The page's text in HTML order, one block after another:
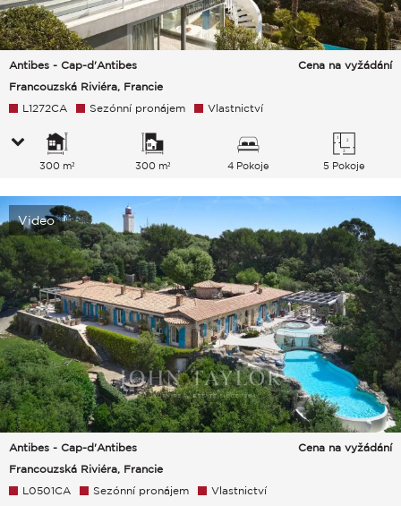
Antibes - Cap-d'Antibes
Francouzská Riviéra, Francie
Cena na vyžádání
L1272CA Sezónní pronájem Vlastnictví
300 m² 300 m² 4 Pokoje 5 Pokoje
Video
Antibes - Cap-d'Antibes
Francouzská Riviéra, Francie
Cena na vyžádání
L0501CA Sezónní pronájem Vlastnictví